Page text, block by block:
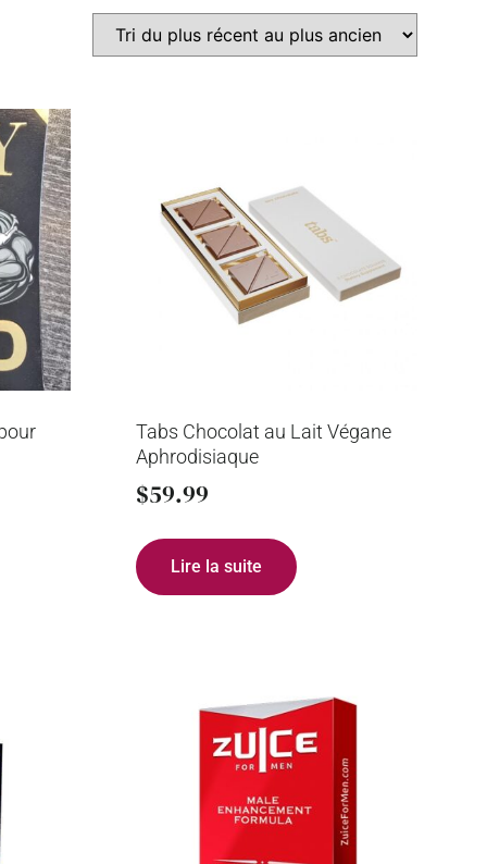
Tabs Chocolat au Lait Végane
Aphrodisiaque
$59.99
Lire la suite